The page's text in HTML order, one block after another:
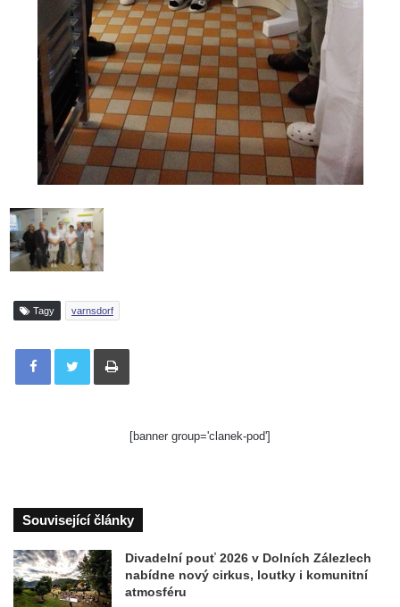
Tagy varnsdorf
Tisknout
[banner group='clanek-pod']
Související články
Divadelní pouť 2026 v Dolních Zálezlech
nabídne nový cirkus, loutky i komunitní
atmosféru